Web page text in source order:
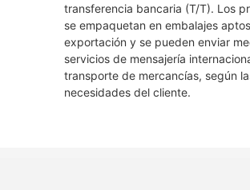
transferencia bancaria (T/T). Los
se empaquetan en embalajes
exportación y se pueden enviar
servicios de mensajería
transporte de mercancías, según
necesidades del cliente.